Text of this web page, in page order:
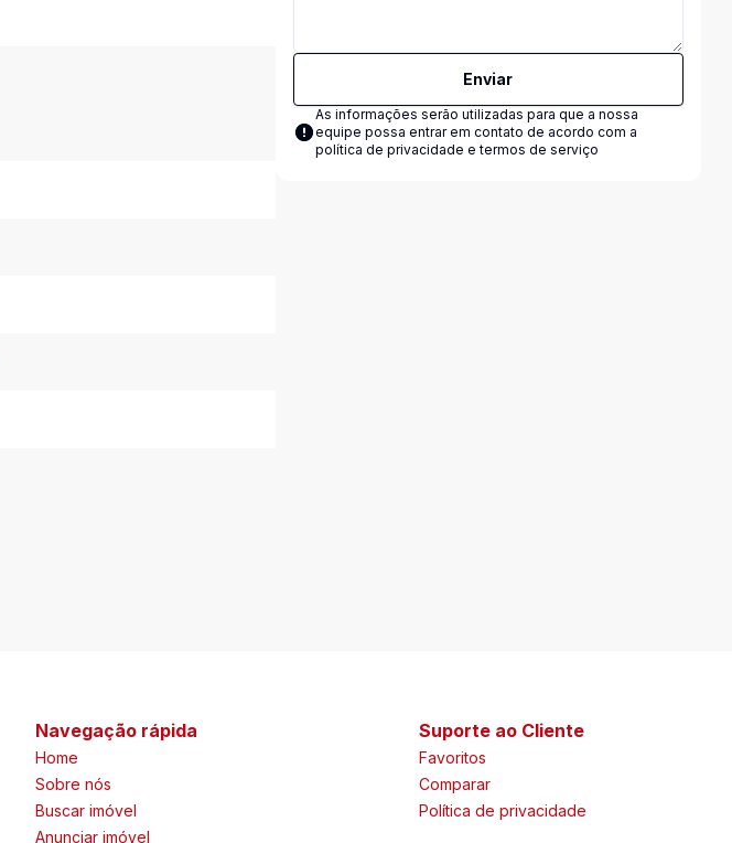
Enviar
As informações serão utilizadas para que a nossa
equipe possa entrar em contato de acordo com a
política de privacidade e termos de serviço
Navegação rápida
Home
Sobre nós
Buscar imóvel
Anunciar imóvel
Suporte ao Cliente
Favoritos
Comparar
Política de privacidade